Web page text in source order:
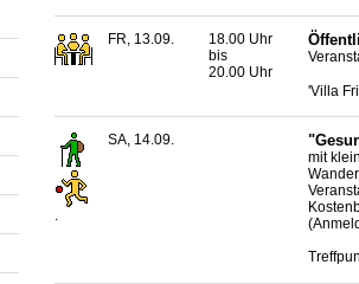
FR, 13.09.
18.00 Uhr
bis
20.00 Uhr
'Villa
.
SA, 14.09.
mit